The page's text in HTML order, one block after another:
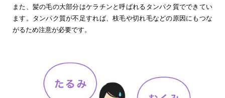
また、髪の毛の大部分はケラチンと呼ばれるタンパク質でできてい
ます。タンパク質が不足すれば、枝毛や切れ毛などの原因にもつな
がるため注意が必要です。